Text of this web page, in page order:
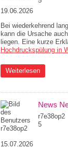
19.06.2026
Bei wiederkehrend
kann die Ursache
liegen. Eine kurze
Hochdruckspülung in
Weiterlesen
über Wiederkehrende
ablaufendem Wasser
News
r7e38op2
5
15.07.2026